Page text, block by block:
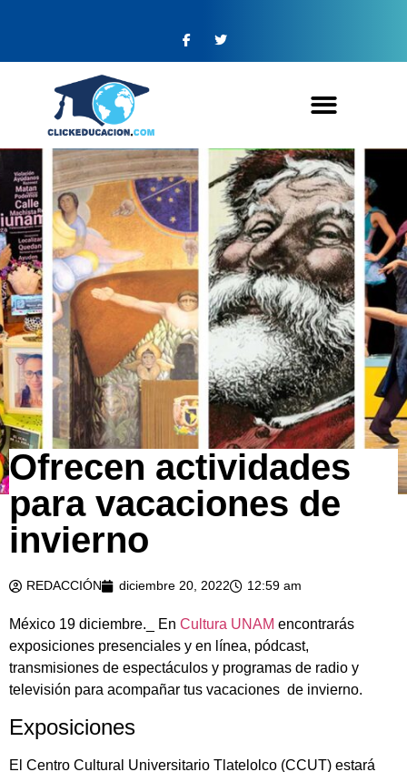
Ofrecen actividades
para vacaciones de
invierno
REDACCIÓN diciembre 20, 2022 12:59 am
México 19 diciembre._ En Cultura UNAM encontrarás
exposiciones presenciales y en línea, pódcast,
transmisiones de espectáculos y programas de radio y
televisión para acompañar tus vacaciones de invierno.
Exposiciones
El Centro Cultural Universitario Tlatelolco (CCUT) estará